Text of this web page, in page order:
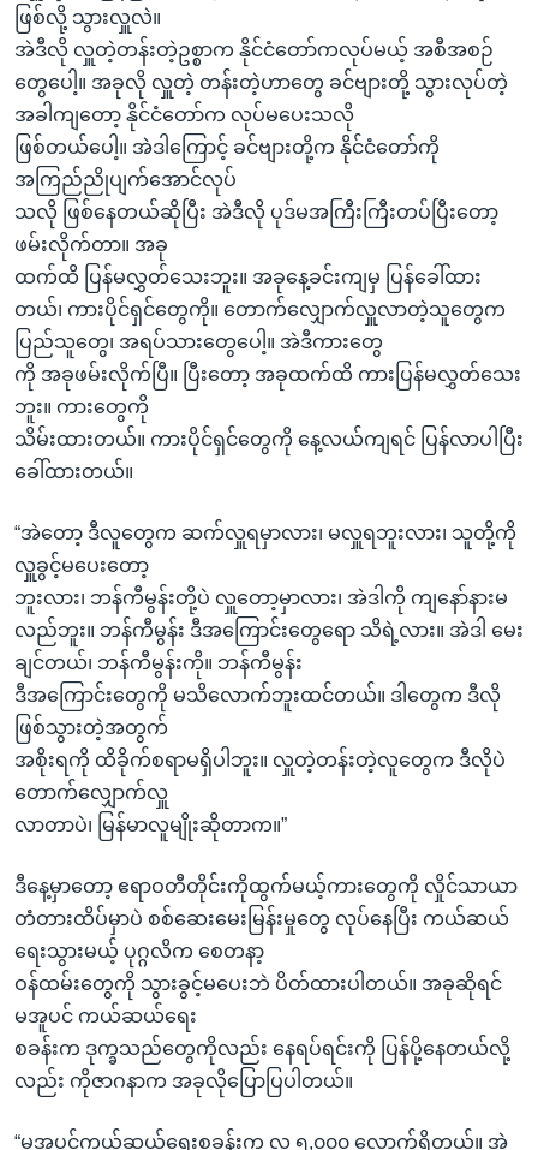
ဖြစ်လို့ သွားလှူလဲ။
အဲဒီလို လှူတဲ့တန်းတဲ့ဥစ္စာက နိုင်ငံတော်ကလုပ်မယ့် အစီအစဉ်
တွေပေါ့။ အခုလို လှူတဲ့ တန်းတဲ့ဟာတွေ ခင်ဗျားတို့ သွားလုပ်တဲ့
အခါကျတော့ နိုင်ငံတော်က လုပ်မပေးသလို
ဖြစ်တယ်ပေါ့။ အဲဒါကြောင့် ခင်ဗျားတို့က နိုင်ငံတော်ကို
အကြည်ညိုပျက်အောင်လုပ်
သလို ဖြစ်နေတယ်ဆိုပြီး အဲဒီလို ပုဒ်မအကြီးကြီးတပ်ပြီးတော့
ဖမ်းလိုက်တာ။ အခု
ထက်ထိ ပြန်မလွှတ်သေးဘူး။ အခုနေ့ခင်းကျမှ ပြန်ခေါ်ထား
တယ်၊ ကားပိုင်ရှင်တွေကို။ တောက်လျှောက်လှူလာတဲ့သူတွေက
ပြည်သူတွေ၊ အရပ်သားတွေပေါ့။ အဲဒီကားတွေ
ကို အခုဖမ်းလိုက်ပြီ။ ပြီးတော့ အခုထက်ထိ ကားပြန်မလွှတ်သေး
ဘူး။ ကားတွေကို
သိမ်းထားတယ်။ ကားပိုင်ရှင်တွေကို နေ့လယ်ကျရင် ပြန်လာပါပြီး
ခေါ်ထားတယ်။
“အဲတော့ ဒီလူတွေက ဆက်လှူရမှာလား၊ မလှူရဘူးလား၊ သူတို့ကို
လှူခွင့်မပေးတော့
ဘူးလား၊ ဘန်ကီမွန်းတို့ပဲ လှူတော့မှာလား၊ အဲဒါကို ကျနော်နားမ
လည်ဘူး။ ဘန်ကီမွန်း ဒီအကြောင်းတွေရော သိရဲ့လား။ အဲဒါ မေး
ချင်တယ်၊ ဘန်ကီမွန်းကို။ ဘန်ကီမွန်း
ဒီအကြောင်းတွေကို မသိလောက်ဘူးထင်တယ်။ ဒါတွေက ဒီလို
ဖြစ်သွားတဲ့အတွက်
အစိုးရကို ထိခိုက်စရာမရှိပါဘူး။ လှူတဲ့တန်းတဲ့လူတွေက ဒီလိုပဲ
တောက်လျှောက်လှူ
လာတာပဲ၊ မြန်မာလူမျိုးဆိုတာက။”
ဒီနေ့မှာတော့ ဧရာဝတီတိုင်းကိုထွက်မယ့်ကားတွေကို လှိုင်သာယာ
တံတားထိပ်မှာပဲ စစ်ဆေးမေးမြန်းမှုတွေ လုပ်နေပြီး ကယ်ဆယ်
ရေးသွားမယ့် ပုဂ္ဂလိက စေတနာ့
ဝန်ထမ်းတွေကို သွားခွင့်မပေးဘဲ ပိတ်ထားပါတယ်။ အခုဆိုရင်
မအူပင် ကယ်ဆယ်ရေး
စခန်းက ဒုက္ခသည်တွေကိုလည်း နေရပ်ရင်းကို ပြန်ပို့နေတယ်လို့
လည်း ကိုဇာဂနာက အခုလိုပြောပြပါတယ်။
“မအူပင်ကယ်ဆယ်ရေးစခန်းက လူ ၅,၀၀၀ လောက်ရှိတယ်။ အဲ